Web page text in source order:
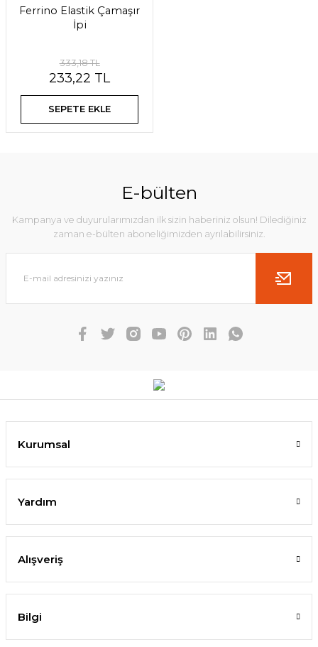
Ferrino Elastik Çamaşır
İpi
333,18 TL
233,22 TL
SEPETE EKLE
E-bülten
Kampanya ve duyurularımızdan ilk sizin haberiniz olsun! Dilediğiniz
zaman e-bülten aboneliğimizden ayrılabilirsiniz.
Kurumsal
Yardım
Alışveriş
Bilgi